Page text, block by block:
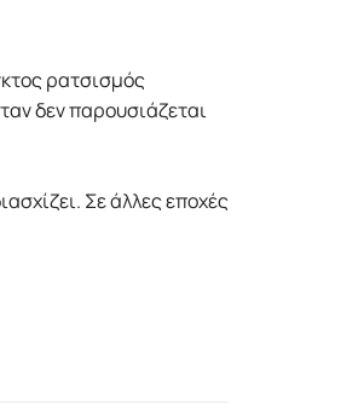
ρατσισμός
δεν παρουσιάζεται
Σε άλλες εποχές